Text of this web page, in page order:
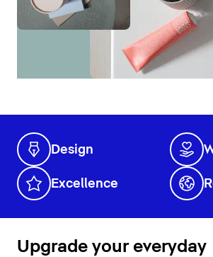
Design
Excellence
Upgrade your everyday